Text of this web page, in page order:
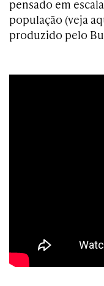
pensado em
população (veja
produzido pelo